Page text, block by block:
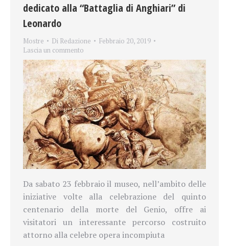
dedicato alla “Battaglia di Anghiari” di
Leonardo
Mostre Di Redazione
Febbraio 20, 2019
Lascia un commento
Da sabato 23 febbraio il museo, nell’ambito delle
iniziative volte alla celebrazione del quinto
centenario della morte del Genio, offre ai
visitatori un interessante percorso costruito
attorno alla celebre opera incompiuta